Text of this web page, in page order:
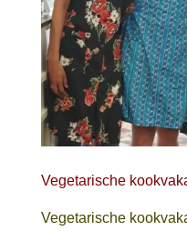
Vegetarische
Vegetarische